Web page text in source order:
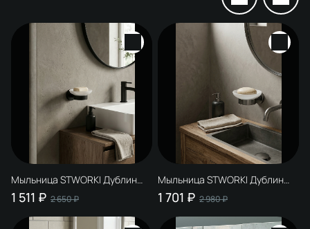
Мыльница STWORKI Дублин
S41310BK настенная,
стеклянная, матовая черная
1 511 ₽ 2 650 ₽
Мыльница STWORKI Дублин
S41310GB настенная,
стеклянная, вороненая сталь
1 701 ₽ 2 980 ₽